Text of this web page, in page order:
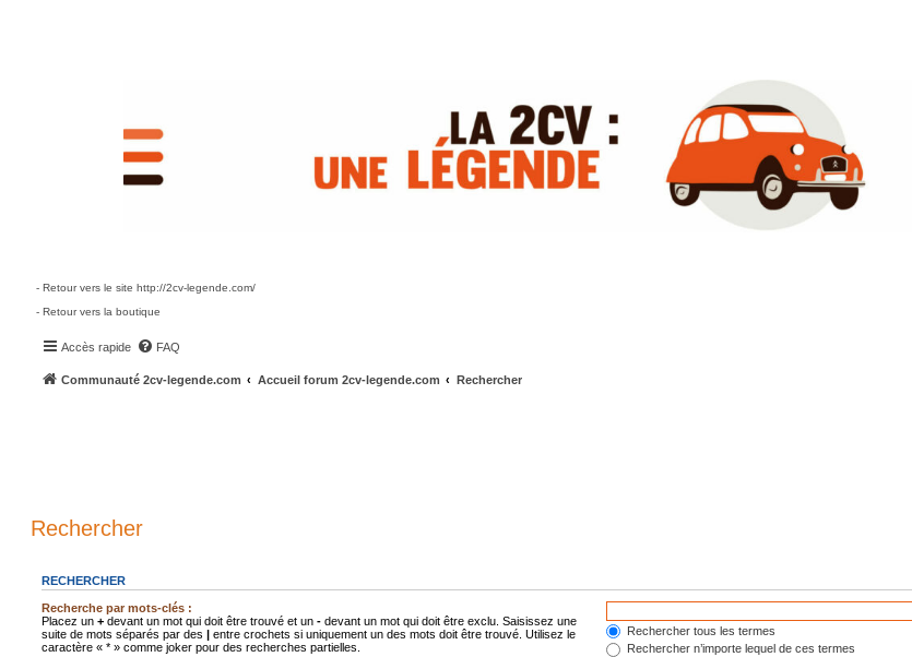
- Retour vers le site http://2cv-legende.com/
- Retour vers la boutique
Accès rapide FAQ
Communauté 2cv-legende.com Accueil forum 2cv-legende.com Rechercher
Rechercher
RECHERCHER
Recherche par mots-clés :
Placez un +devant un mot qui doit être trouvé et un -devant un mot qui doit être exclu. Saisissez une
suite de mots séparés par des |entre crochets si uniquement un des mots doit être trouvé. Utilisez le
caractère « * » comme joker pour des recherches partielles.
Rechercher tous les termes
Rechercher n’importe lequel de ces termes